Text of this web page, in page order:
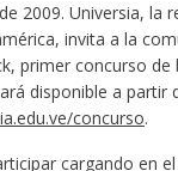
2009. Universia, la
invita a la
primer concurso de
disponible a partir
concurso.
cargando en